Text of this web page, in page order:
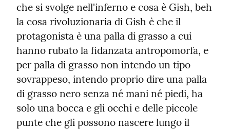
che si svolge nell'inferno e cosa è Gish, beh
la cosa rivoluzionaria di Gish è che il
protagonista è una palla di grasso a cui
hanno rubato la fidanzata antropomorfa, e
per palla di grasso non intendo un tipo
sovrappeso, intendo proprio dire una palla
di grasso nero senza né mani né piedi, ha
solo una bocca e gli occhi e delle piccole
punte che gli possono nascere lungo il